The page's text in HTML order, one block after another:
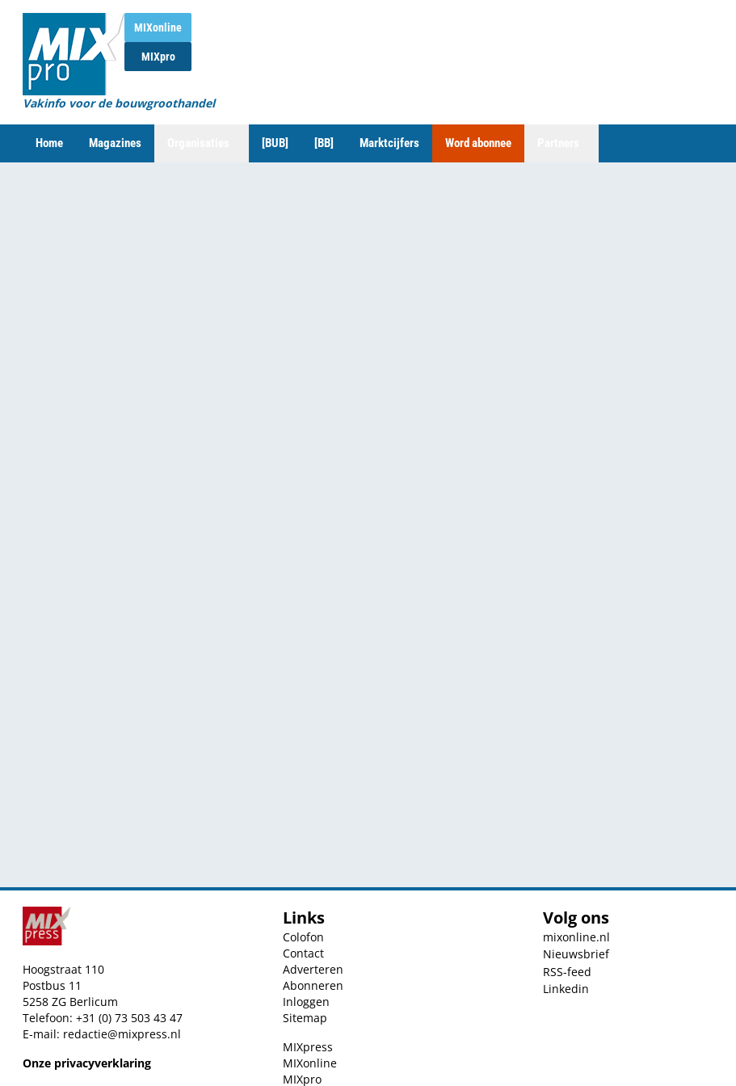
MIXonline
MIXpro
Vakinfo voor de bouwgroothandel
Home Magazines [BUB] [BB] Marktcijfers Word abonnee
Hoogstraat 110
Postbus 11
5258 ZG Berlicum
Telefoon: +31 (0) 73 503 43 47
E-mail: redactie@mixpress.nl
Onze privacyverklaring
Links
Colofon
Contact
Adverteren
Abonneren
Inloggen
Sitemap
MIXpress
MIXonline
MIXpro
Volg ons
mixonline.nl
Nieuwsbrief
RSS-feed
Linkedin